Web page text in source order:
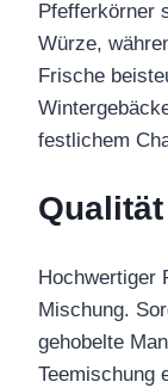
Pfefferkörner
Würze,
Frische
festlichem
Hochwertiger
Mischung.
gehobelte
Teemischung